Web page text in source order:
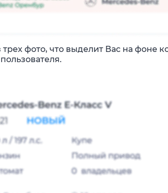
фото, что выделит Вас на фоне